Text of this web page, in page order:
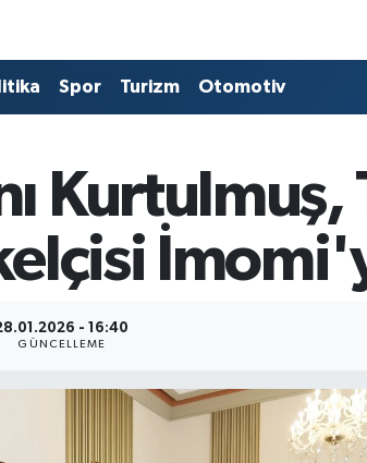
Spor Turizm Otomotiv
Kurtulmuş,
- 16:40
GÜNCELLEME